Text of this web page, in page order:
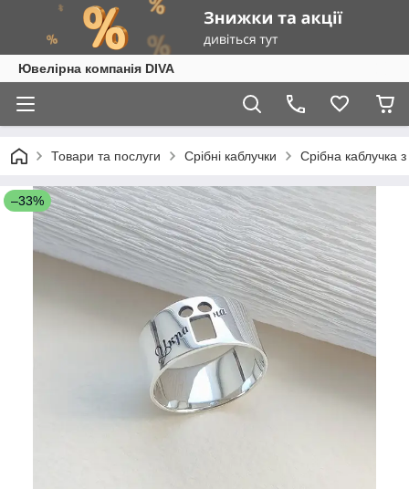
Ювелірна компанія DIVA
Товари та послуги Срібні каблучки Срібна каблучка
–33%